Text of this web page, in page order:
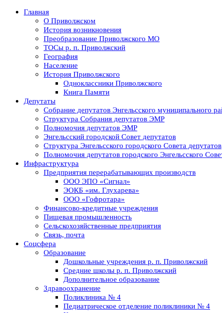
Главная
О Приволжском
История возникновения
Преобразование Приволжского МО
ТОСы р. п. Приволжский
География
Население
История Приволжского
Одноклассники Приволжского
Книга Памяти
Депутаты
Собрание депутатов Энгельсского муниципального
Структура Собрания депутатов ЭМР
Полномочия депутатов ЭМР
Энгельсский городской Совет депутатов
Структура Энгельсского городского Совета депутатов
Полномочия депутатов городского Энгельсского
Инфраструктура
Предприятия перерабатывающих производств
ООО ЭПО «Сигнал»
ЭОКБ «им. Глухарева»
ООО «Гофротара»
Финансово-кредитные учреждения
Пищевая промышленность
Сельскохозяйственные предприятия
Связь, почта
Соцсфера
Образование
Дошкольные учреждения р. п. Приволжский
Средние школы р. п. Приволжский
Дополнительное образование
Здравоохранение
Поликлиника № 4
Педиатрическое отделение поликлиники № 4